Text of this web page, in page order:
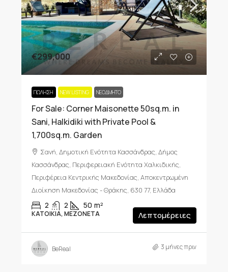
€299,000
ΠΏΛΗΣΗ NEW LISTING ΝΕΟΔΜΗΤΟ
For Sale: Corner Maisonette 50sq.m. in
Sani, Halkidiki with Private Pool &
1,700sq.m. Garden
Σανή, Δημοτική Ενότητα Κασσάνδρας, Δήμος
Κασσάνδρας, Περιφερειακή Ενότητα Χαλκιδικής,
Περιφέρεια Κεντρικής Μακεδονίας, Αποκεντρωμένη
Διοίκηση Μακεδονίας - Θράκης, 630 77, Ελλάδα
2 2 50 m²
ΚΑΤΟΙΚΊΑ, ΜΕΖΟΝΈΤΑ Λεπτομέρειες
BeReal 3 μήνες πριν